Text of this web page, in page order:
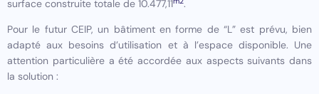
surface construite totale de 10.477,11
.
Pour le futur CEIP, un bâtiment en forme de “L” est prévu, bien
adapté aux besoins d’utilisation et à l’espace disponible. Une
attention particulière a été accordée aux aspects suivants dans
la solution :